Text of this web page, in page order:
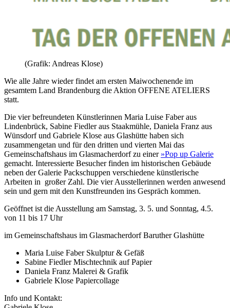
(Grafik: Andreas Klose)
Wie alle Jahre wieder findet am ersten Maiwochenende im
gesamtem Land Brandenburg die Aktion OFFENE ATELIERS
statt.
Die vier befreundeten Künstlerinnen Maria Luise Faber aus
Lindenbrück, Sabine Fiedler aus Staakmühle, Daniela Franz aus
Wünsdorf und Gabriele Klose aus Glashütte haben sich
zusammengetan und für den dritten und vierten Mai das
Gemeinschaftshaus im Glasmacherdorf zu einer »Pop up Galerie
gemacht. Interessierte Besucher finden im historischen Gebäude
neben der Galerie Packschuppen verschiedene künstlerische
Arbeiten in großer Zahl. Die vier Ausstellerinnen werden anwesend
sein und gern mit den Kunstfreunden ins Gespräch kommen.
Geöffnet ist die Ausstellung am Samstag, 3. 5. und Sonntag, 4.5.
von 11 bis 17 Uhr
im Gemeinschaftshaus im Glasmacherdorf Baruther Glashütte
Maria Luise Faber Skulptur & Gefäß
Sabine Fiedler Mischtechnik auf Papier
Daniela Franz Malerei & Grafik
Gabriele Klose Papiercollage
Info und Kontakt: